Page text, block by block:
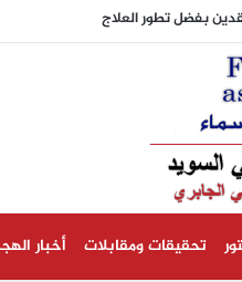
بفضل تطور العلاج
تحقيقات ومقابلات أخبار